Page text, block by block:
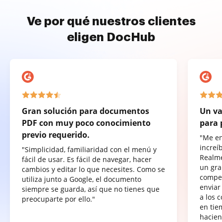
Ve por qué nuestros clientes
eligen DocHub
Gran solución para documentos
PDF con muy poco conocimiento
previo requerido.
"Simplicidad, familiaridad con el menú y
fácil de usar. Es fácil de navegar, hacer
cambios y editar lo que necesites. Como se
utiliza junto a Google, el documento
siempre se guarda, así que no tienes que
preocuparte por ello."
Un
para
"Me
un
a los
en